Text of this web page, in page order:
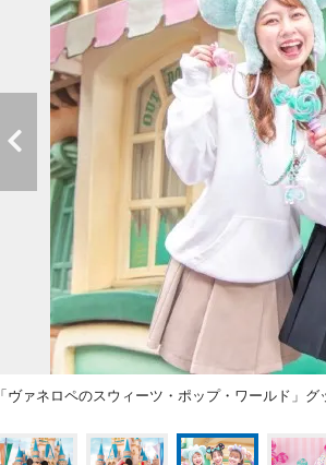
「ヴァネロペのスウィーツ・ポップ・ワールド」